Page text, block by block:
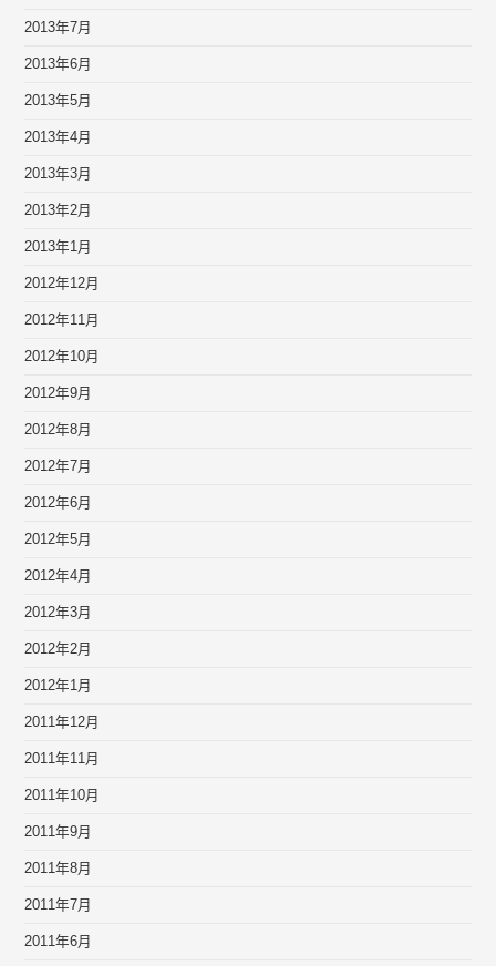
2013年7月
2013年6月
2013年5月
2013年4月
2013年3月
2013年2月
2013年1月
2012年12月
2012年11月
2012年10月
2012年9月
2012年8月
2012年7月
2012年6月
2012年5月
2012年4月
2012年3月
2012年2月
2012年1月
2011年12月
2011年11月
2011年10月
2011年9月
2011年8月
2011年7月
2011年6月